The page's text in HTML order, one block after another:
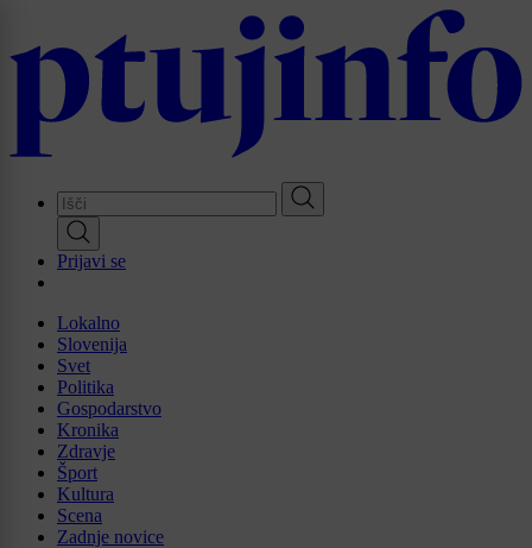
main
Prijavi se
Lokalno
Slovenija
Svet
Politika
Gospodarstvo
Kronika
Zdravje
Šport
Kultura
Scena
Zadnje novice